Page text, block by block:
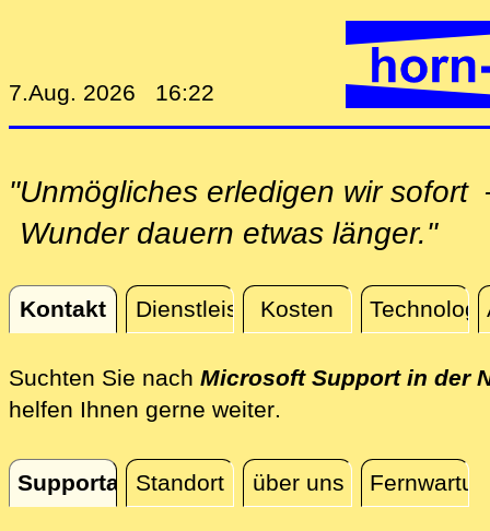
7.Aug. 2026 16:22
"Unmögliches erledigen wir
Wunder dauern etwas länger."
Kontakt Dienstleistungen
Kosten
Kontakt
Suchten Sie nach Microsoft Support in der
helfen Ihnen gerne weiterdirekt vor Ort in der
.
Supportanfrage
Standort über uns